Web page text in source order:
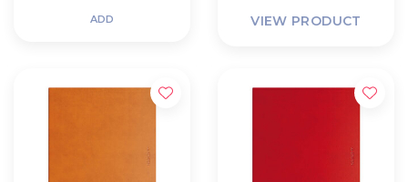
ADD VIEW PRODUCT